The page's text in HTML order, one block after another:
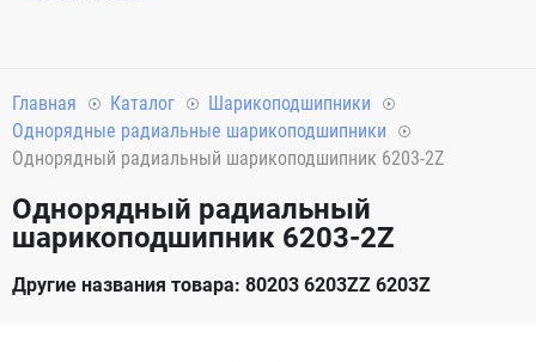
Главная Каталог
Шарикоподшипники
Однорядные радиальные шарикоподшипники
Однорядный радиальный шарикоподшипник 6203-2Z
Однорядный радиальный
шарикоподшипник 6203-2Z
Другие названия товара: 80203 6203ZZ 6203Z